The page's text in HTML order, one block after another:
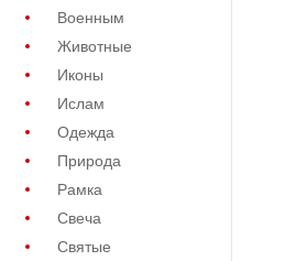
Военным
Животные
Иконы
Ислам
Одежда
Природа
Рамка
Свеча
Святые